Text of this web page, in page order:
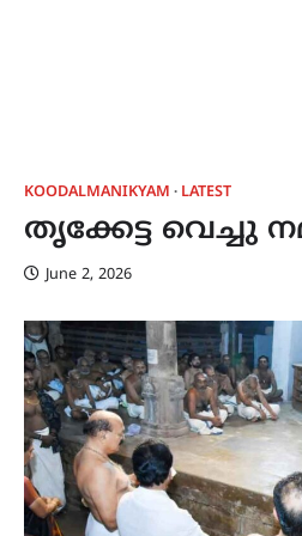
KOODALMANIKYAM LATEST
തൃക്കേട്ട വെച്ചു
June 2, 2026